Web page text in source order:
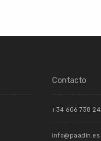
Contacto
+34 606 738
info@paadin.es